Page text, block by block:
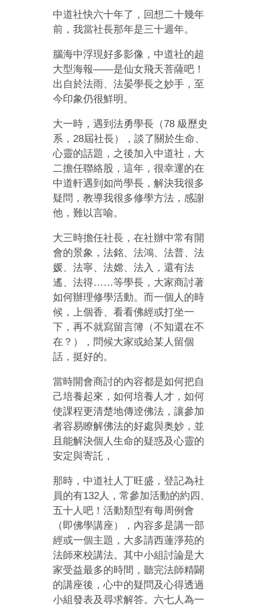
中道社快六十年了，回想二十幾年
前，我當社長那年是三十週年。
腦海中浮現好多影像，中道社的超
大型海報——是仙女飛天菩薩吧！
出自於法雨、法晏學長之妙手，至
今印象仍很鮮明。
大一時，遇到法勇學長（78 級歷史
系，28屆社長），談了關於生命、
心靈的話題，之後加入中道社，大
二擔任聯絡股，這年，很幸運的在
中道軒遇到如尚學長，解決我很多
疑問，教導我很多修學方法，感謝
他，難以言喻。
大三時擔任社長，在社辦中常有開
會的景象，法銘、法鴻、法普、法
媛、法寧、法嫦、法入，還有法
遙、法得……等學長，大家商討著
如何辦理修學活動。而一個人的時
候，上個香、看看佛經或打坐一
下，再不就寫留言簿（不知還在不
在？），問候大家或給某人留個
話，挺好的。
當時開會商討的內容都是如何把自
己培養起來，如何培養人才，如何
使課程更清楚地傳逹佛法，讓參加
者容易瞭解佛法的好處與奥妙，並
且能解決個人生命的疑惑及心靈的
安定與寄託，
那時，中道社人丁旺盛，登記為社
員的有132人，常參加活動的約四、
五十人吧！活動類型有每周例會
（即佛學講座），內容多是講一部
經或一個主題，大多請西蓮淨苑的
法師來校講法。其中小組討論是大
家受益最多的時間，聽完法師精闢
的講座後，心中的疑問及心得透過
小組發表及尋求解答。六七人為一